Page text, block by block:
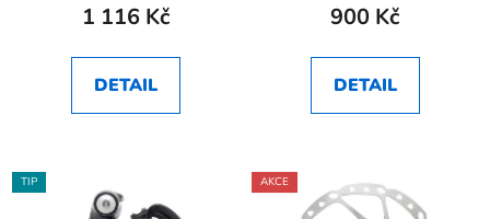
1 116 Kč
DETAIL
900 Kč
DETAIL
TIP AKCE